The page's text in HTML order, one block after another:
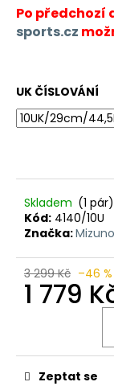
Po předchozí
sports.cz
UK ČÍSLOVÁNÍ
Skladem (1 pár)
Kód: 4140/10U
Značka:Mizuno
3 299 Kč –46 %
1 779
Zeptat se